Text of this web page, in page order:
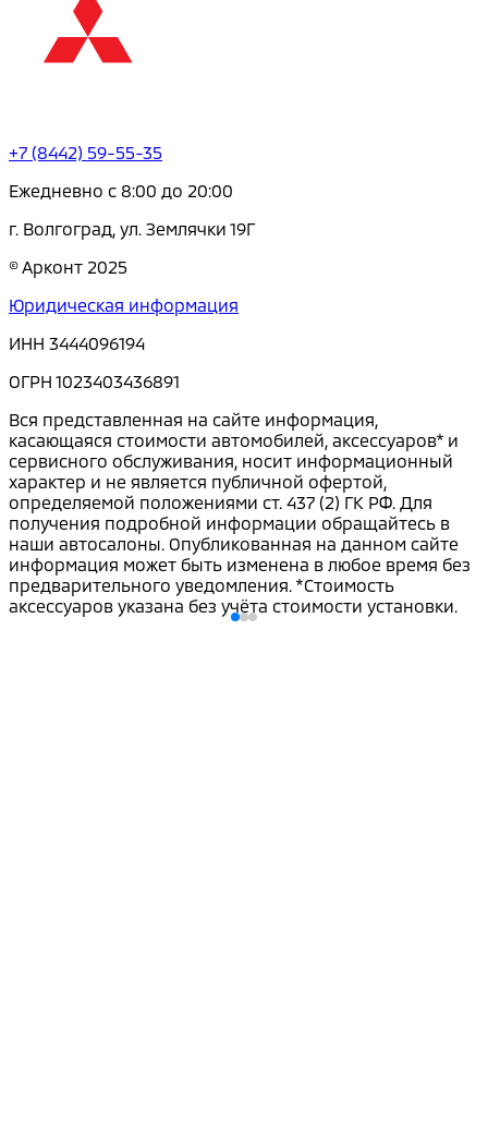
+7 (8442) 59-55-35
Ежедневно с 8:00 до 20:00
г. Волгоград, ул. Землячки 19Г
© Арконт 2025
Юридическая информация
ИНН 3444096194
ОГРН 1023403436891
Вся представленная на сайте информация,
касающаяся стоимости автомобилей, аксессуаров* и
сервисного обслуживания, носит информационный
характер и не является публичной офертой,
определяемой положениями ст. 437 (2) ГК РФ. Для
получения подробной информации обращайтесь в
наши автосалоны. Опубликованная на данном сайте
информация может быть изменена в любое время без
предварительного уведомления. *Стоимость
аксессуаров указана без учёта стоимости установки.